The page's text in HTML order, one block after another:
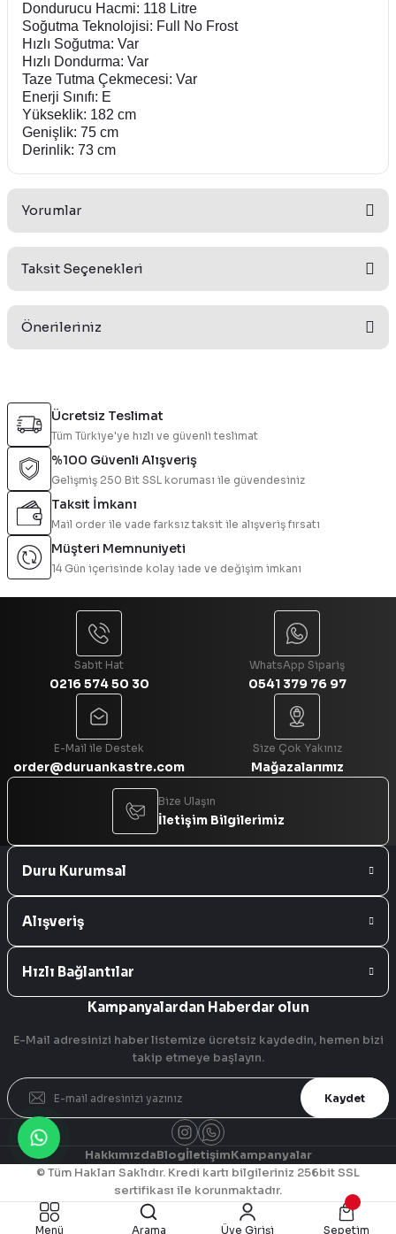
Dondurucu Hacmi: 118 Litre
Soğutma Teknolojisi: Full No Frost
Hızlı Soğutma: Var
Hızlı Dondurma: Var
Taze Tutma Çekmecesi: Var
Enerji Sınıfı: E
Yükseklik: 182 cm
Genişlik: 75 cm
Derinlik: 73 cm
Yorumlar
Yorum Yaz
Taksit Seçenekleri
Önerileriniz
konularda yetersiz gördüğünüz noktaları öneri formunu
kullanarak tarafımıza iletebilirsiniz.
Görüş ve önerileriniz için teşekkür ederiz.
Ürün resmi kalitesiz, bozuk veya görüntülenemiyor.
Ürün açıklamasında eksik bilgiler bulunuyor.
Ürün bilgilerinde hatalar bulunuyor.
Ürün fiyatı diğer sitelerden daha pahalı.
Ücretsiz Teslimat
Tüm Türkiye'ye hızlı ve güvenli teslimat
%100 Güvenli Alışveriş
Gelişmiş 250 Bit SSL koruması ile güvendesiniz
Taksit İmkanı
Mail order ile vade farksız taksit ile alışveriş fırsatı
Müşteri Memnuniyeti
14 Gün içerisinde kolay iade ve değişim imkanı
Sabit Hat
0216 574 50 30
WhatsApp Sipariş
0541 379 76 97
E-Mail ile Destek
order@duruankastre.com
Size Çok Yakınız
Mağazalarımız
Bize Ulaşın
İletişim Bilgilerimiz
Duru Kurumsal
Alışveriş
Hızlı Bağlantılar
Kampanyalardan Haberdar olun
E-Mail adresinizi haber listemize ücretsiz kaydedin, hemen bizi
takip etmeye başlayın.
Kaydet
HakkımızdaBlogİletişimKampanyalar
© Tüm Hakları Saklıdır. Kredi kartı bilgileriniz 256bit SSL
sertifikası ile korunmaktadır.
Menü Arama Üye Girişi Sepetim
e-
ile